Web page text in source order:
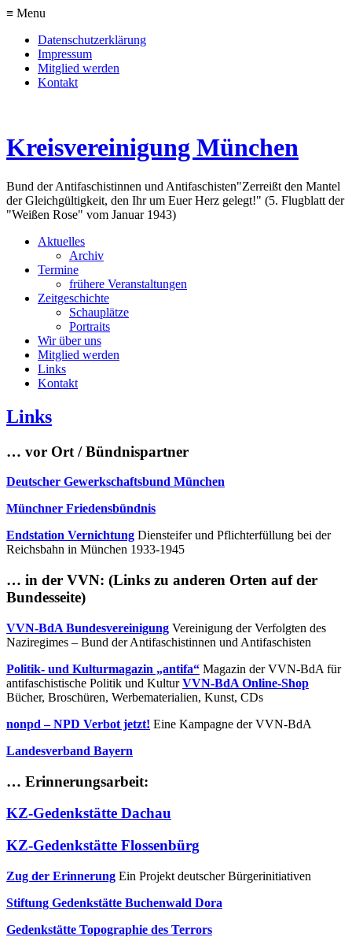
≡ Menu
Datenschutzerklärung
Impressum
Mitglied werden
Kontakt
Kreisvereinigung München
Bund der Antifaschistinnen und Antifaschisten"Zerreißt den Mantel
der Gleichgültigkeit, den Ihr um Euer Herz gelegt!" (5. Flugblatt der
"Weißen Rose" vom Januar 1943)
Aktuelles
Archiv
Termine
frühere Veranstaltungen
Zeitgeschichte
Schauplätze
Portraits
Wir über uns
Mitglied werden
Links
Kontakt
Links
… vor Ort / Bündnispartner
Deutscher Gewerkschaftsbund München
Münchner Friedensbündnis
Endstation Vernichtung Diensteifer und Pflichterfüllung bei der
Reichsbahn in München 1933-1945
… in der VVN: (Links zu anderen Orten auf der
Bundesseite)
VVN-BdA Bundesvereinigung Vereinigung der Verfolgten des
Naziregimes – Bund der Antifaschistinnen und Antifaschisten
Politik- und Kulturmagazin „antifa“ Magazin der VVN-BdA für
antifaschistische Politik und KulturVVN-BdA Online-Shop
Bücher, Broschüren, Werbematerialien, Kunst, CDs
nonpd – NPD Verbot jetzt! Eine Kampagne der VVN-BdA
Landesverband Bayern
… Erinnerungsarbeit:
KZ-Gedenkstätte Dachau
KZ-Gedenkstätte Flossenbürg
Zug der Erinnerung Ein Projekt deutscher Bürgerinitiativen
Stiftung Gedenkstätte Buchenwald Dora
Gedenkstätte Topographie des Terrors